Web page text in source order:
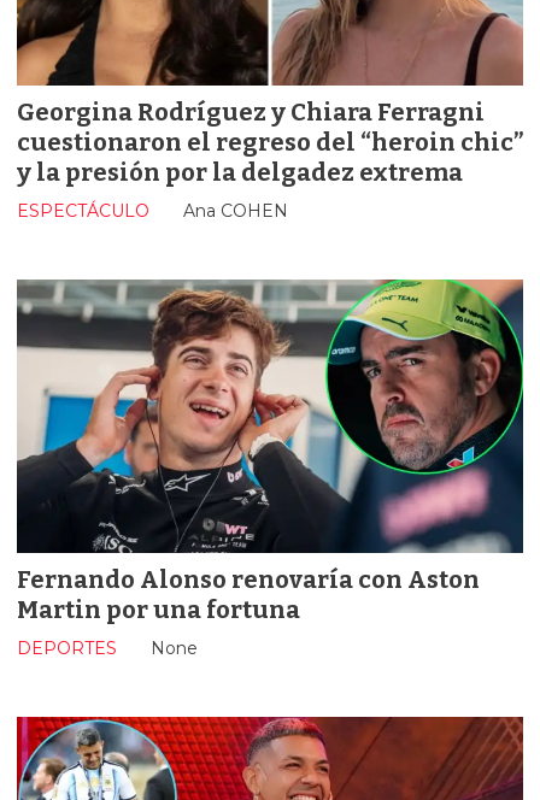
Georgina Rodríguez y Chiara Ferragni
cuestionaron el regreso del “heroin chic”
y la presión por la delgadez extrema
Ana COHEN
ESPECTÁCULO
Fernando Alonso renovaría con Aston
Martin por una fortuna
None
DEPORTES